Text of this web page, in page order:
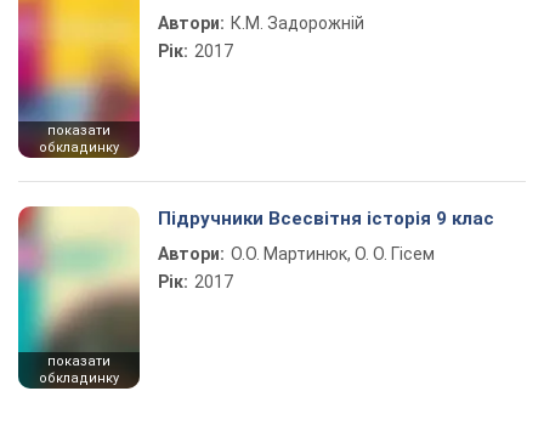
показати
обкладинку
Автори: К.М. Задорожній
Рік: 2017
показати
обкладинку
Підручники Всесвітня історія 9 клас
Автори: О.О. Мартинюк, О. О. Гісем
Рік: 2017